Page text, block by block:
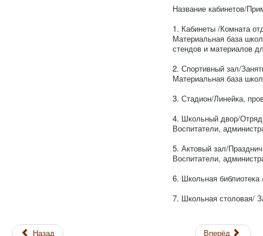
Название кабинетов/
1. Кабинеты /Комната
Материальная база
стендов и материалов
2. Спортивный зал/
Материальная база
3. Стадион/Линейка,
4. Школьный двор/
Воспитатели,
5. Актовый зал/
Воспитатели,
6. Школьная библиотека
7. Школьная столовая/
Назад Вперёд